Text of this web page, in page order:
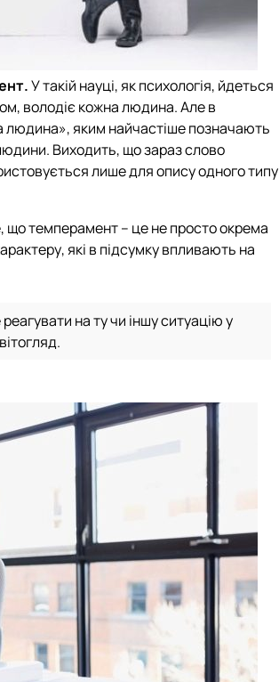
У такій науці, як психологія, йдеться
володіє кожна людина. Але в
людина», яким найчастіше позначають
Виходить, що зараз слово
лише для опису одного типу
темперамент – це не просто окрема
які в підсумку впливають на
на ту чи іншу ситуацію у